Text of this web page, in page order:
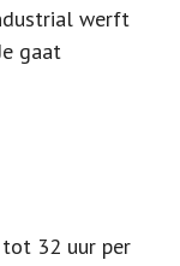
werft
gaat
tot 32 uur per